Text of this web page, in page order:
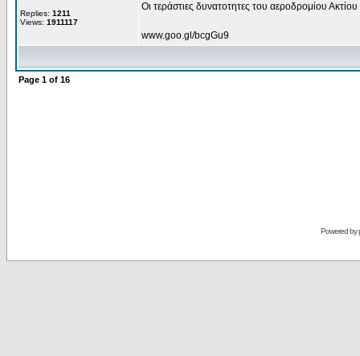
Replies: 1211
Views: 1911117
Οι τεράστιες δυνατοτητες του αεροδρομίου
www.goo.gl/bcgGu9
Page 1 of 16
Powered by